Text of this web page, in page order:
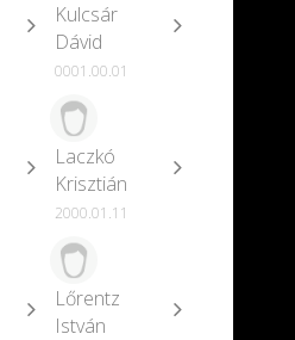
Kulcsár
Dávid
0001.00.01
Laczkó
Krisztián
2000.01.11
Lőrentz
István